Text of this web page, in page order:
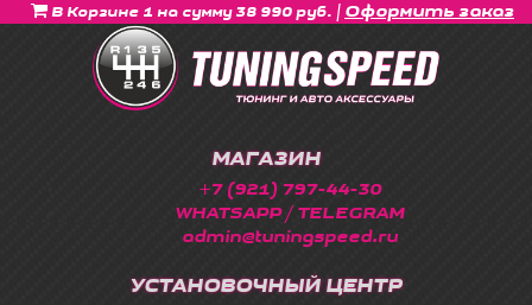
В Корзине 1 на сумму 38 990 руб. | Оформить заказ
МАГАЗИН
+7 (921) 797-44-30
WHATSAPP / TELEGRAM
admin@tuningspeed.ru
УСТАНОВОЧНЫЙ ЦЕНТР